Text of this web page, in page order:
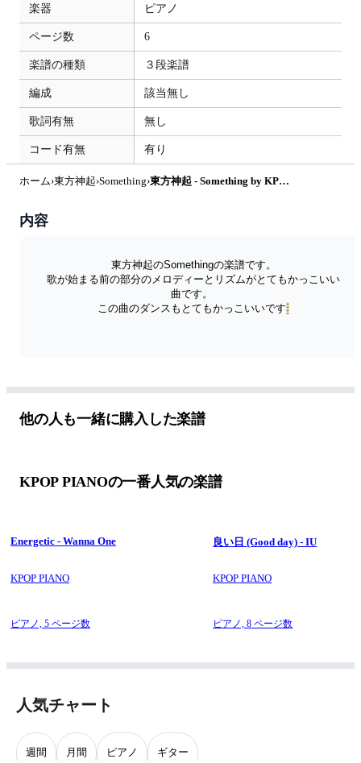
楽器 ピアノ
ページ数 6
楽譜の種類 ３段楽譜
編成 該当無し
歌詞有無 無し
コード有無 有り
ホーム›東方神起›Something› 東方神起 - Something by KPOP PIANO
内容
東方神起のSomethingの楽譜です。
歌が始まる前の部分のメロディーとリズムがとてもかっこいい
曲です。
この曲のダンスもとてもかっこいいです
他の人も一緒に購入した楽譜
KPOP PIANOの一番人気の楽譜
Energetic - Wanna One
KPOP PIANO
ピアノ, 5 ページ数
良い日 (Good day) - IU
KPOP PIANO
ピアノ,8 ページ数
人気チャート
週間 月間 ピアノ ギター